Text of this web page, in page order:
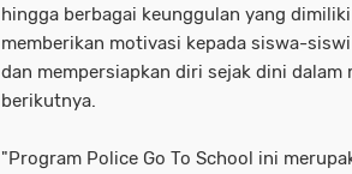
hingga berbagai keunggulan yang
memberikan motivasi kepada siswa-
dan mempersiapkan diri sejak dini
berikutnya.
"Program Police Go To School ini